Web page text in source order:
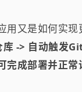
又是如何实
-> 自动触发
成部署并正常